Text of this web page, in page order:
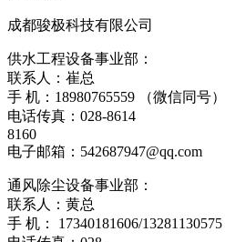
成都骏极科技有限公司
供水工程设备事业部：
联系人：崔总
手 机：18980765559 （微信同号）
电话传真：028-8614
电子邮箱：542687947@qq.com
通风除尘设备事业部：
联系人：黄总
手 机： 17340181606/